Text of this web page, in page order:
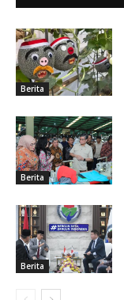
Berita
Berita
Berita